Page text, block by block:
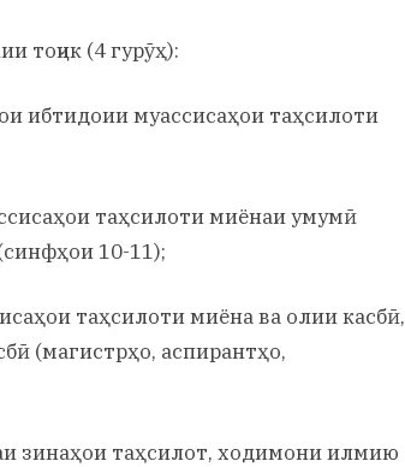
тоҷик (4 гурӯҳ):
ибтидоии муассисаҳои таҳсилоти
таҳсилоти миёнаи умумӣ
10-11);
таҳсилоти миёна ва олии касбӣ,
(магистрҳо, аспирантҳо,
зинаҳои таҳсилот, ходимони илмию